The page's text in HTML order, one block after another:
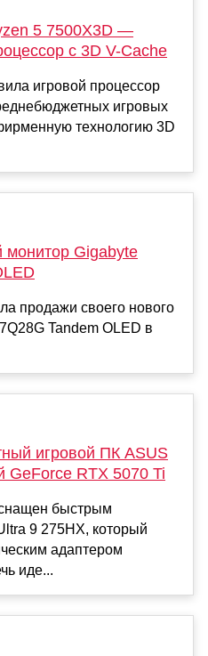
5 7500X3D —
с 3D V-Cache
игровой процессор
игровых
технологию 3D
монитор Gigabyte
продажи своего нового
Tandem OLED в
игровой ПК ASUS
GeForce RTX 5070 Ti
быстрым
9 275HX, который
адаптером
иде...